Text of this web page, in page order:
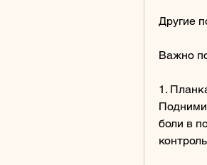
Другие
Важно
1.
боли в